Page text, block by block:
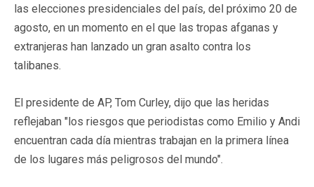
las elecciones presidenciales del país, del próximo 20 de
agosto, en un momento en el que las tropas afganas y
extranjeras han lanzado un gran asalto contra los
talibanes.
El presidente de AP, Tom Curley, dijo que las heridas
reflejaban "los riesgos que periodistas como Emilio y Andi
encuentran cada día mientras trabajan en la primera línea
de los lugares más peligrosos del mundo".